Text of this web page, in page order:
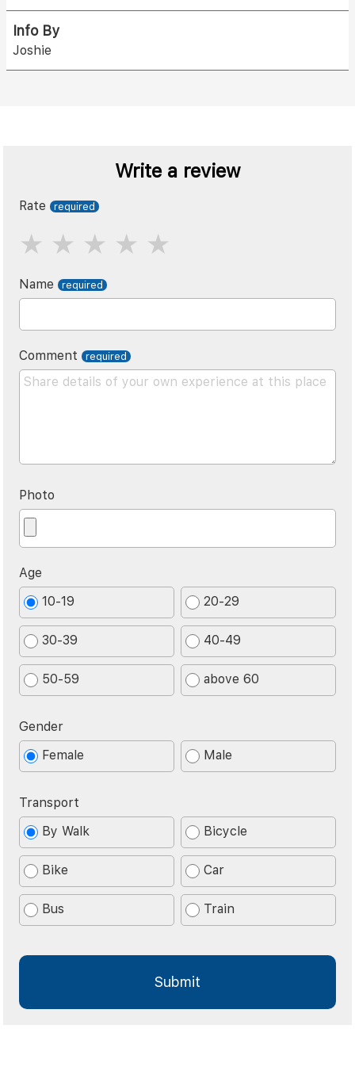
Info By
Joshie
Write a review
Rate
Name
Comment
Photo
Age
10-19
20-29
30-39 40-49
50-59 above 60
Gender
Female
Male
Transport
By Walk
Bicycle
Bike Car
Bus Train